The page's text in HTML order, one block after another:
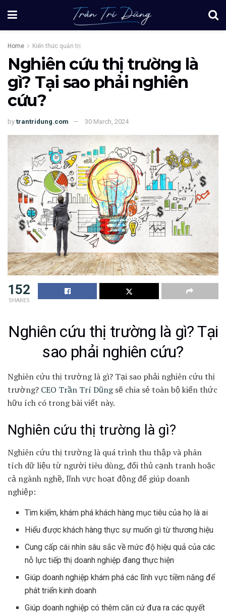
Home Kiến thức quản trị
Nghiên cứu thị trường là
gì? Tại sao phải nghiên
cứu?
by trantridung.com 30 March, 2024
152
SHARES
Nghiên cứu thị trường là gì? Tại
sao phải nghiên cứu?
Nghiên cứu thị trường là gì? Tại sao phải nghiên cứu thị
trường? CEO Trần Trí Dũngsẽ chia sẻ toàn bộ kiến thức
hữu ích có trong bài viết này.
Nghiên cứu thị trường là gì?
Nghiên cứu thị trường là quá trình thu thập và phân
tích dữ liệu từ người tiêu dùng, đối thủ cạnh tranh hoặc
cả ngành nghề, lĩnh vực hoạt động để giúp doanh
nghiệp:
Tìm kiếm, khám phá khách hàng mục tiêu của họ là ai
Hiểu được khách hàng thực sự muốn gì từ thương hiệu
Cung cấp cái nhìn sâu sắc về mức độ hiệu quả của các
nỗ lực tiếp thị doanh nghiệp đang thực hiện
Giúp doanh nghiệp khám phá các lĩnh vực tiềm năng để
phát triển kinh doanh
Giúp doanh nghiệp có thêm căn cứ đưa ra các quyết